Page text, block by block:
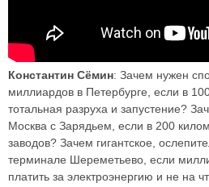
Константин Сёмин: Зачем нужен
миллиардов в Петербурге, если в
тотальная разруха и запустение?
Москва с Зарядьем, если в 200
заводов? Зачем гигантское,
терминале Шереметьево, если
платить за электроэнергию и не на